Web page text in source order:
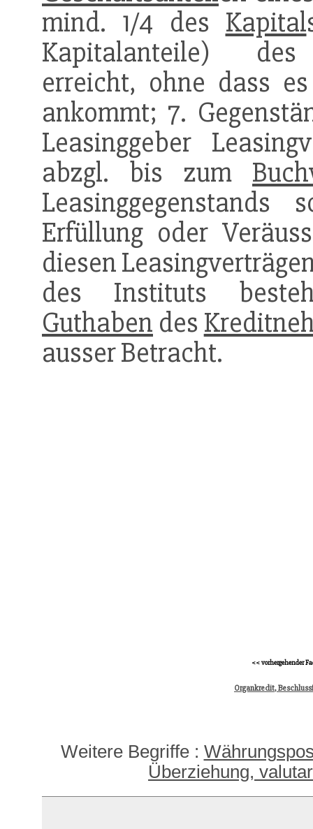
mind. 1/4 des Kapital
Kapitalanteile) des
erreicht, ohne dass
ankommt; 7.
Leasinggeber
abzgl. bis zum
Erfüllung oder
diesen
des Instituts
Guthaben des
ausser Betracht.
<< vorhergehender
Organkredit,
Weitere Begriffe :
Überziehung,